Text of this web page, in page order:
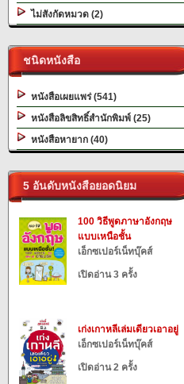
ไม่สังกัดหมวด (2)
ชนิดหนังสือ
หนังสือเผยแพร่ (541)
หนังสือลิขสิทธิ์สำนักพิมพ์ (25)
หนังสือหายาก (40)
5 อันดับหนังสือยอดนิยม
100 วิธีพูดภาษาอังกฤษ
แบบเหนือชั้น
เอ็กซเปอร์เน็ทบุ๊คส์
เปิดอ่าน 3 ครั้ง
เก่งเกาหลีเล่มเดียวเอาอยู่
เอ็กซเปอร์เน็ทบุ๊คส์
เปิดอ่าน 2 ครั้ง